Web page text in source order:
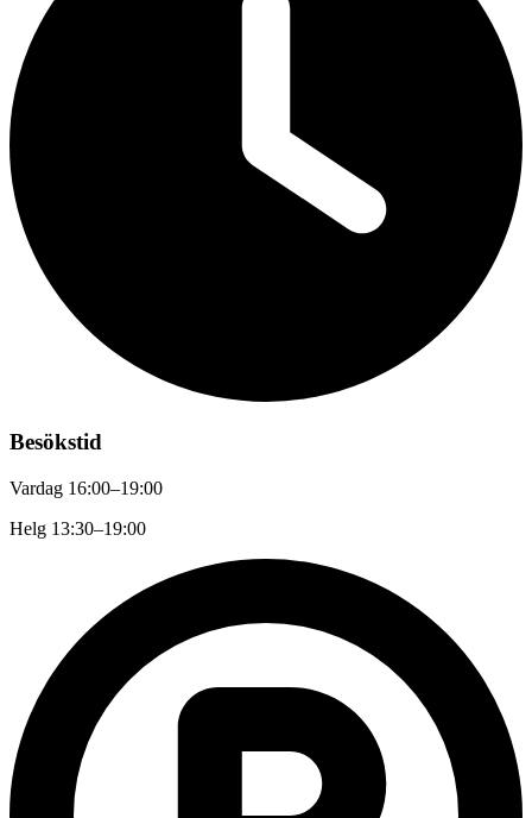
Besökstid
Vardag 16:00–19:00
Helg 13:30–19:00